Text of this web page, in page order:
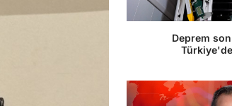
Deprem